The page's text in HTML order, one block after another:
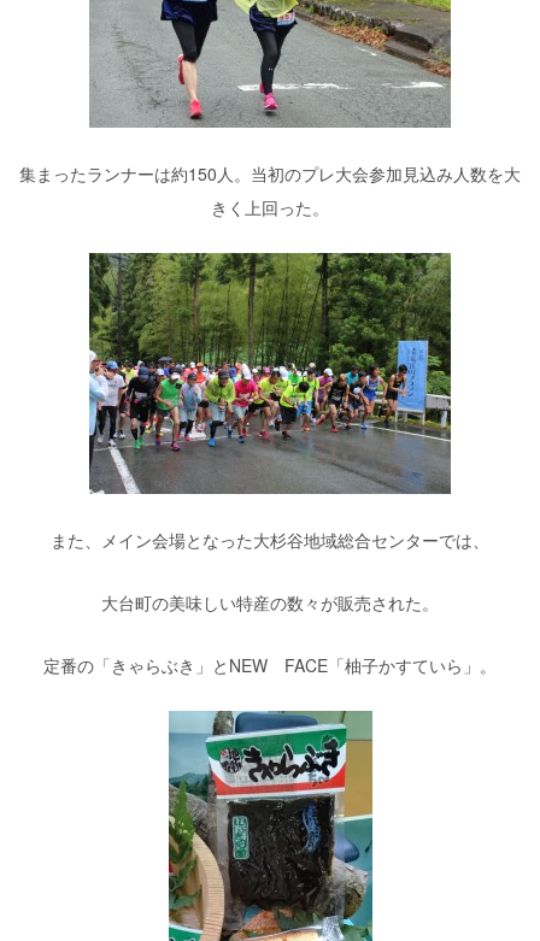
集まったランナーは約150人。当初のプレ大会参加見込み人数を大
きく上回った。
また、メイン会場となった大杉谷地域総合センターでは、
大台町の美味しい特産の数々が販売された。
定番の「きゃらぶき」とNEW FACE「柚子かすていら」。